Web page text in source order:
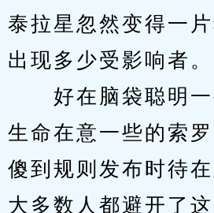
泰拉星忽然变得一
出现多少受影响者。
好在脑袋聪明一
生命在意一些的索
傻到规则发布时待
大多数人都避开了这